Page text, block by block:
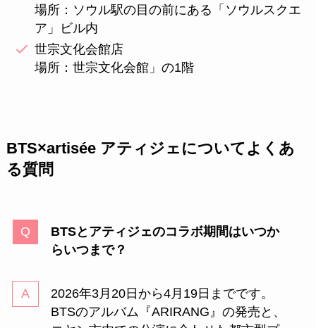
場所：ソウル駅の目の前にある「ソウルスクエ
ア」ビル内
世宗文化会館店
場所：世宗文化会館」の1階
BTS×artisée アティジェについてよくあ
る質問
BTSとアティジェのコラボ期間はいつか
らいつまで？
2026年3月20日から4月19日までです。
BTSのアルバム『ARIRANG』の発売と、